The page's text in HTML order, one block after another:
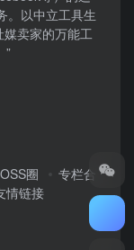
。以中立工具生
卖家的万能工
”
圈
专栏合
情链接